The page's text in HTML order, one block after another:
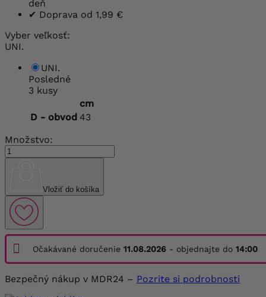
deň
✔ Doprava od 1,99 €
Vyber veľkosť:
UNI.
UNI.
Posledné
3 kusy
cm
D - obvod 43
Množstvo:
Vložiť do košíka
Očakávané doručenie 11.08.2026 - objednajte do 14:00
Bezpečný nákup v MDR24 – Pozrite si podrobnosti